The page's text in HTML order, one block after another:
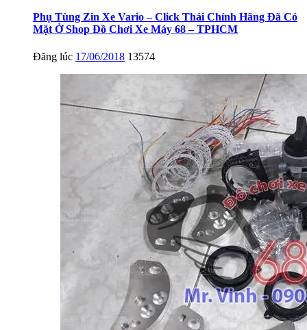
Phụ Tùng Zin Xe Vario – Click Thái Chính Hãng Đã Có
Mặt Ở Shop Đồ Chơi Xe Máy 68 – TPHCM
Đăng lúc 17/06/2018 13574